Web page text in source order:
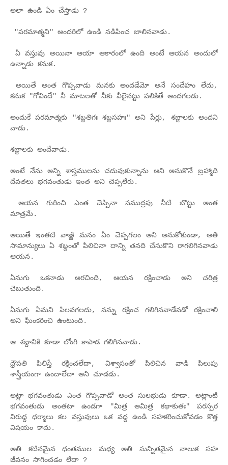
అలా ఉండి ఏం చేస్తాడు ?
"పరమాత్మని" అందరిలో ఉండి నడిపించ జాలినవాడు.
ఏ వస్తువు అయినా ఆయా ఆకారంలో ఉంది అంటే ఆయన అందులో
ఉన్నాడు కనుక.
అయితే అంత గొప్పవాడు మనకు అందడేమో అనే సందేహం లేదు,
కనుక "గోవిందే" నీ మాటలతో నీకు వీలైనట్టు పలికితే అందగలడు.
అందుకే పరమాత్మకు "శబ్దతిగః శబ్దసహః" అని పేర్లు, శబ్దాలకు అందని
వాడు.
శబ్దాలకు అందేవాడు.
అంటే నేను అన్ని శాస్త్రములను చదువుకున్నాను అని అనుకొనే బ్రహ్మాది
దేవతలు భగవంతుడు ఇంత అని చెప్పలేరు.
ఆయన గురించి ఎంత చెప్పినా సముద్రపు నీటి బొట్టు అంత
మాత్రమే.
అయితే ఇంతటి వాణ్ణి మనం ఏం చెప్పగలం అని అనుకోకుండా, అతి
సామాన్యులు ఏ శబ్దంతో పిలిచినా దాన్ని తనది చేసుకొని రాగలిగినవాడు
ఆయన.
ఏనుగు ఒకనాడు అరచింది, ఆయన రక్షించాడు అని చరిత్ర
చెబుతుంది.
ఏనుగు ఏమని పిలవగలదు, నన్ను రక్షించ గలిగినవాడేవడో రక్షించాలి
అని ఘీంకరించి ఉంటుంది.
ఆ శబ్దానికి కూడా లోంగి కాపాడ గలిగినవాడు.
ధ్రౌపతి పిలిస్తే రక్షించలేదా, విశ్వాసంతో పిలిచిన వాడి పిలుపు
శాస్త్రీయంగా ఉందాలేదా అని చూడడు.
అట్లా భగవంతుడు ఎంత గొప్పవాడో అంత సులభుడు కూడా. అట్లాంటి
భగవంతుడు అంతటా ఉండగా "మిత్ర అమిత్ర కథాకుతః" పరస్పర
విరుద్ద ధర్మాలు కల వస్తువులు ఒక వద్ద ఉండి సహకరించుకోవడం కొత్త
విషయం కాదు.
అతి కటినమైన ధంతముల మధ్య అతి సున్నితమైన నాలుక సహ
జీవనం సాగించడం లేదా ?